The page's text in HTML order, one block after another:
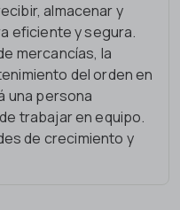
almacenar y
eficiente y segura.
mercancías, la
del orden en
una persona
trabajar en equipo.
de crecimiento y